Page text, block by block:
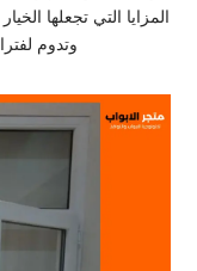
المزايا التي تجعلها
وتدوم